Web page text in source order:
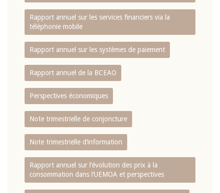
Rapport annuel sur les services financiers via la
téléphonie mobile
Rapport annuel sur les systèmes de paiement
Rapport annuel de la BCEAO
Perspectives économiques
Note trimestrielle de conjoncture
Note trimestrielle d‘information
Rapport annuel sur l‘évolution des prix à la
consommation dans l‘UEMOA et perspectives